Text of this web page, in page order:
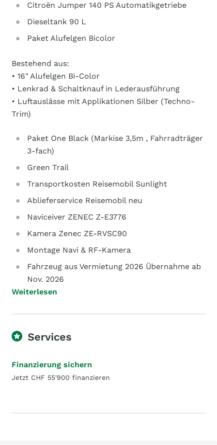
Citroën Jumper 140 PS Automatikgetriebe
Dieseltank 90 L
Paket Alufelgen Bicolor
Bestehend aus:
• 16" Alufelgen Bi-Color
• Lenkrad & Schaltknauf in Lederausführung
• Luftauslässe mit Applikationen Silber (Techno-
Trim)
Paket One Black (Markise 3,5m , Fahrradträger
3-fach)
Green Trail
Transportkosten Reisemobil Sunlight
Ablieferservice Reisemobil neu
Naviceiver ZENEC Z-E3776
Kamera Zenec ZE-RVSC90
Montage Navi & RF-Kamera
Fahrzeug aus Vermietung 2026 Übernahme ab
Nov. 2026
Weiterlesen
Services
Finanzierung sichern
Jetzt CHF 55'900 finanzieren